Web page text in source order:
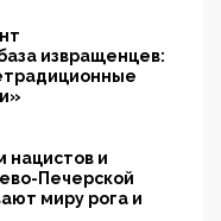
извращенцев:
нацистов и
Печерской
миру рога и